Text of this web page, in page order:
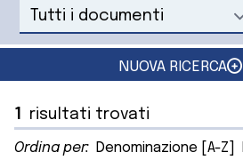
Seleziona un documento
NUOVA RICERCA
1 risultati trovati
Ordina per: Denominazione [A-Z]